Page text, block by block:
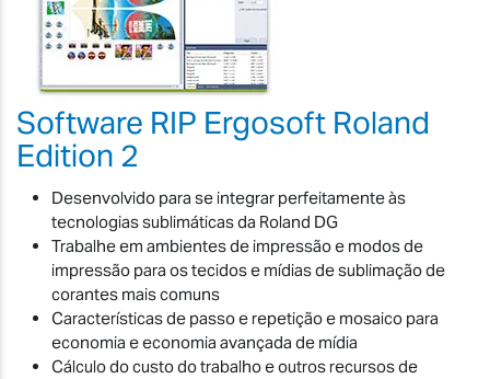
Software RIP Ergosoft Roland
Edition 2
Desenvolvido para se integrar perfeitamente às
tecnologias sublimáticas da Roland DG
Trabalhe em ambientes de impressão e modos de
impressão para os tecidos e mídias de sublimação de
corantes mais comuns
Características de passo e repetição e mosaico para
economia e economia avançada de mídia
Cálculo do custo do trabalho e outros recursos de